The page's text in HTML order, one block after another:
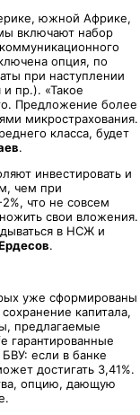
южной Африке,
включают набор
опция, по
при наступлении
пр.). «Такое
Предложение более
микрострахования.
класса, будет
.
инвестировать и
чем при
что не совсем
свои вложения.
в НСЖ и
.
уже сформированы
капитала,
предлагаемые
гарантированные
если в банке
достигать 3,41%.
опцию, дающую